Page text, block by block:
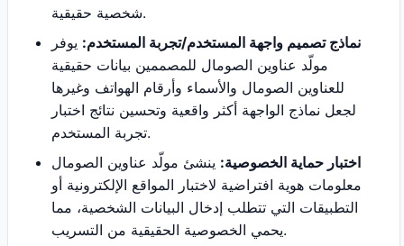
شخصية حقيقية.
نماذج تصميم واجهة المستخدم/تجربة المستخدم: يوفر
مولّد عناوين الصومال للمصممين بيانات حقيقية
للعناوين الصومال والأسماء وأرقام الهواتف وغيرها
لجعل نماذج الواجهة أكثر واقعية وتحسين نتائج اختبار
تجربة المستخدم.
اختبار حماية الخصوصية: ينشئ مولّد عناوين الصومال
معلومات هوية افتراضية لاختبار المواقع الإلكترونية أو
التطبيقات التي تتطلب إدخال البيانات الشخصية، مما
يحمي الخصوصية الحقيقية من التسريب.